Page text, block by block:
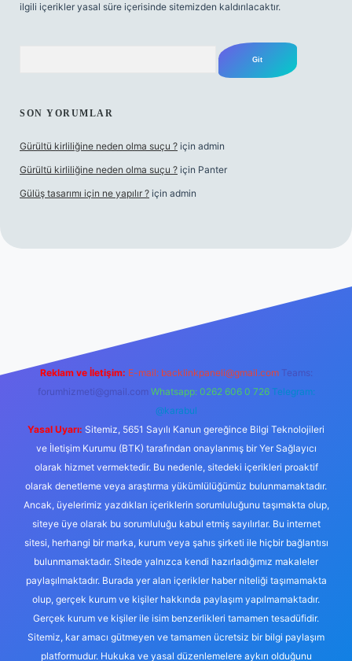
ilgili içerikler yasal süre içerisinde sitemizden kaldırılacaktır.
SON YORUMLAR
Gürültü kirliliğine neden olma suçu ? için admin
Gürültü kirliliğine neden olma suçu ? için Panter
Gülüş tasarımı için ne yapılır ? için admin
Reklam ve İletişim: E-mail: backlinkpaneli@gmail.com Teams:
forumhizmeti@gmail.com Whatsapp: 0262 606 0 726 Telegram:
@karabul
Yasal Uyarı: Sitemiz, 5651 Sayılı Kanun gereğince Bilgi Teknolojileri
ve İletişim Kurumu (BTK) tarafından onaylanmış bir Yer Sağlayıcı
olarak hizmet vermektedir. Bu nedenle, sitedeki içerikleri proaktif
olarak denetleme veya araştırma yükümlülüğümüz bulunmamaktadır.
Ancak, üyelerimiz yazdıkları içeriklerin sorumluluğunu taşımakta olup,
siteye üye olarak bu sorumluluğu kabul etmiş sayılırlar. Bu internet
sitesi, herhangi bir marka, kurum veya şahıs şirketi ile hiçbir bağlantısı
bulunmamaktadır. Sitede yalnızca kendi hazırladığımız makaleler
paylaşılmaktadır. Burada yer alan içerikler haber niteliği taşımamakta
olup, gerçek kurum ve kişiler hakkında paylaşım yapılmamaktadır.
Gerçek kurum ve kişiler ile isim benzerlikleri tamamen tesadüfidir.
Sitemiz, kar amacı gütmeyen ve tamamen ücretsiz bir bilgi paylaşım
platformudur. Hukuka ve yasal düzenlemelere aykırı olduğunu